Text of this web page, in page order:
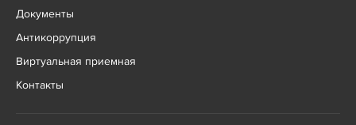
Документы
Антикоррупция
Виртуальная приемная
Контакты